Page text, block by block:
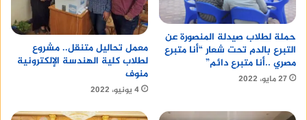
حملة لطلاب صيدلة المنصورة عن
التبرع بالدم تحت شعار “أنا متبرع
مصري ..أنا متبرع دائم”
27 مايو، 2022
معمل تحاليل متنقل.. مشروع
لطلاب كلية الهندسة الإلكترونية
منوف
4 يونيو، 2022